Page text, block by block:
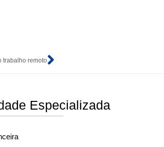
trabalho remoto
Especializada